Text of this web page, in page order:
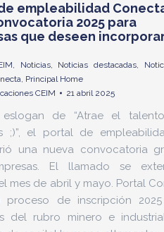
empleabilidad
2025 para
que deseen
, Noticias, Noticias destacadas,
, Principal Home
CEIM 21 abril 2025
de “Atrae el
;)”, el portal de
una nueva convocatoria
El llamado se
mes de abril y mayo. Portal
proceso de inscripción
del rubro minero e